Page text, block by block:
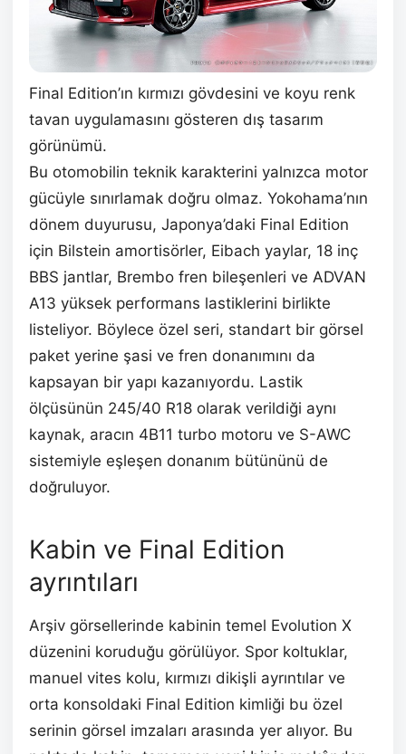
Final Edition’ın kırmızı gövdesini ve koyu renk
tavan uygulamasını gösteren dış tasarım
görünümü.
Bu otomobilin teknik karakterini yalnızca motor
gücüyle sınırlamak doğru olmaz. Yokohama’nın
dönem duyurusu, Japonya’daki Final Edition
için Bilstein amortisörler, Eibach yaylar, 18 inç
BBS jantlar, Brembo fren bileşenleri ve ADVAN
A13 yüksek performans lastiklerini birlikte
listeliyor. Böylece özel seri, standart bir görsel
paket yerine şasi ve fren donanımını da
kapsayan bir yapı kazanıyordu. Lastik
ölçüsünün 245/40 R18 olarak verildiği aynı
kaynak, aracın 4B11 turbo motoru ve S-AWC
sistemiyle eşleşen donanım bütününü de
doğruluyor.
Kabin ve Final Edition
ayrıntıları
Arşiv görsellerinde kabinin temel Evolution X
düzenini koruduğu görülüyor. Spor koltuklar,
manuel vites kolu, kırmızı dikişli ayrıntılar ve
orta konsoldaki Final Edition kimliği bu özel
serinin görsel imzaları arasında yer alıyor. Bu